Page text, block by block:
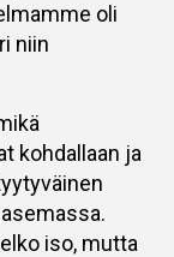
oli
niin
kohdallaan ja
iso, mutta